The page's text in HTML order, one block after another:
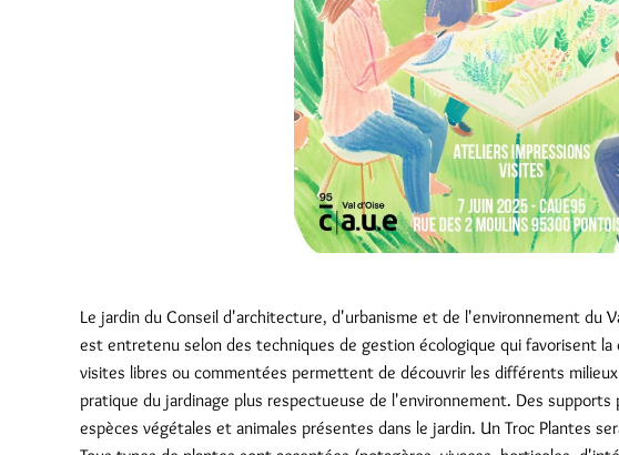
Le jardin du Conseil d'architecture, d'urbanisme et de l'environnement du
est entretenu selon des techniques de gestion écologique qui favorisent
visites libres ou commentées permettent de découvrir les différents
pratique du jardinage plus respectueuse de l'environnement. Des
espèces végétales et animales présentes dans le jardin. Un Troc Plantes